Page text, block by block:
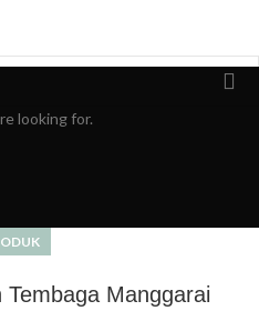
US
Manggarai
looking for.